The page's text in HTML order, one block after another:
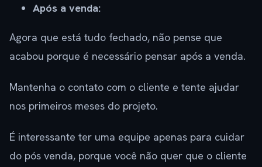
Após a venda:
Agora que está tudo fechado, não pense que
acabou porque é necessário pensar após a venda.
Mantenha o contato com o cliente e tente ajudar
nos primeiros meses do projeto.
É interessante ter uma equipe apenas para cuidar
do pós venda, porque você não quer que o cliente